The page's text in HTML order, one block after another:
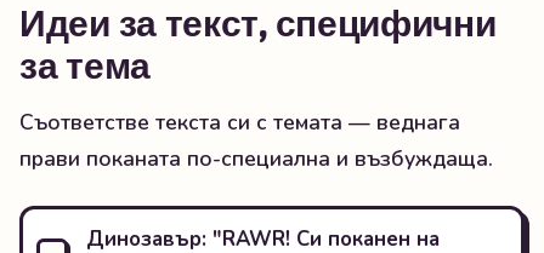
Идеи за текст, специфични
за тема
Съответстве текста си с темата — веднага
прави поканата по-специална и възбуждаща.
Динозавър: "RAWR! Си поканен на